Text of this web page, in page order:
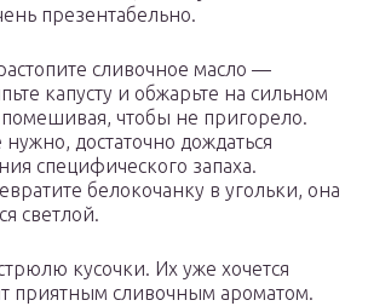
презентабельно.
сливочное масло —
капусту и обжарьте на сильном
помешивая, чтобы не пригорело.
достаточно дождаться
специфического запаха.
белокочанку в угольки, она
светлой.
кусочки. Их уже хочется
приятным сливочным ароматом.